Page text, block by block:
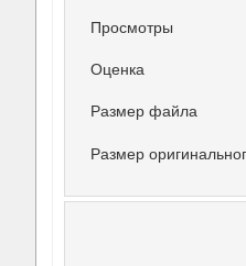
Просмотры
Оценка
Размер файла
Размер